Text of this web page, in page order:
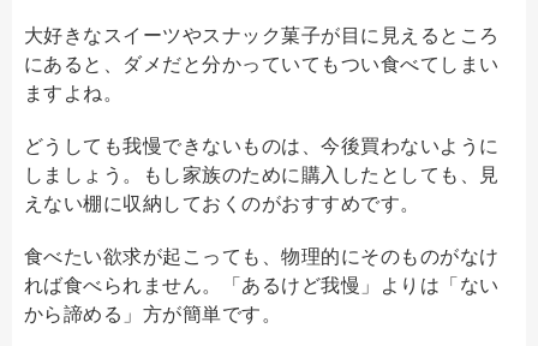
大好きなスイーツやスナック菓子が目に見えるところ
にあると、ダメだと分かっていてもつい食べてしまい
ますよね。
どうしても我慢できないものは、今後買わないように
しましょう。もし家族のために購入したとしても、見
えない棚に収納しておくのがおすすめです。
食べたい欲求が起こっても、物理的にそのものがなけ
れば食べられません。「あるけど我慢」よりは「ない
から諦める」方が簡単です。